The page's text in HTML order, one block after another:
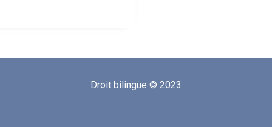
Droit bilingue © 2023